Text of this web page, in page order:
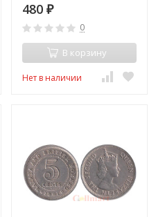
480 ₽
0
В корзину
Нет в наличии